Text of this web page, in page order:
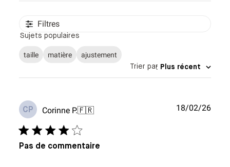
Filtres
Sujets populaires
taille matière ajustement
Trier par: Plus récent
CP Corinne P.🇫🇷
Pas de commentaire
Date
18/02/26